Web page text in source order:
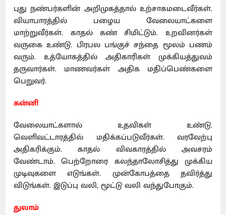
புது நண்பர்களின் அறிமுகத்தால் உற்சாகமடைவீர்கள்.
வியாபாரத்தில் பழைய வேலையாட்களை
மாற்றுவீர்கள். காதல் கண் சிமிட்டும். உறவினர்கள்
வருகை உண்டு. பிரபல பங்குச் சந்தை மூலம் பணம்
வரும். உத்யோகத்தில் அதிகாரிகள் முக்கியத்துவம்
தருவார்கள். மாணவர்கள் அதிக மதிப்பெண்களை
பெறுவர்.
கன்னி
வேலையாட்களால் உதவிகள் உண்டு.
வெளிவட்டாரத்தில் மதிக்கப்படுவீர்கள். வரவேற்பு
அதிகரிக்கும். காதல் விவகாரத்தில் அவசரம்
வேண்டாம். பெற்றோரை கலந்தாலோசித்து முக்கிய
முடிவுகளை எடுங்கள். முன்கோபத்தை தவிர்த்து
விடுங்கள். இடுப்பு வலி, மூட்டு வலி வந்துபோகும்.
துலாம்